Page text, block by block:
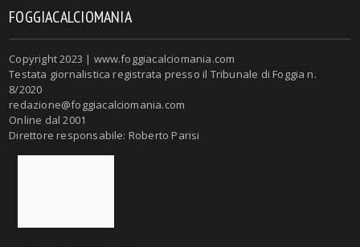
FOGGIACALCIOMANIA
Copyright 2023 | www.foggiacalciomania.com
Testata giornalistica registrata presso il Tribunale di Foggia n.
8/2020
redazione@foggiacalciomania.com
Online dal 2001
Direttore responsabile: Roberto Parisi